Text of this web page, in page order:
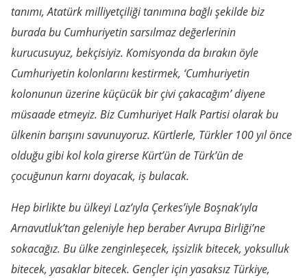
tanımı, Atatürk milliyetçiliği tanımına bağlı şekilde biz
burada bu Cumhuriyetin sarsılmaz değerlerinin
kurucusuyuz, bekçisiyiz. Komisyonda da bırakın öyle
Cumhuriyetin kolonlarını kestirmek, ‘Cumhuriyetin
kolonunun üzerine küçücük bir çivi çakacağım’ diyene
müsaade etmeyiz. Biz Cumhuriyet Halk Partisi olarak bu
ülkenin barışını savunuyoruz. Kürtlerle, Türkler 100 yıl önce
olduğu gibi kol kola girerse Kürt’ün de Türk’ün de
çocuğunun karnı doyacak, iş bulacak.
Hep birlikte bu ülkeyi Laz’ıyla Çerkes’iyle Boşnak’ıyla
Arnavutluk’tan geleniyle hep beraber Avrupa Birliği’ne
sokacağız. Bu ülke zenginleşecek, işsizlik bitecek, yoksulluk
bitecek, yasaklar bitecek. Gençler için yasaksız Türkiye,